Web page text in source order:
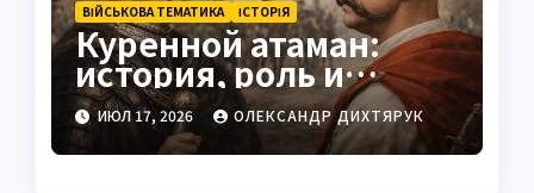
ВІЙСЬКОВА ТЕМАТИКА ІСТОРІЯ
Куренной атаман:
история, роль и
значение
ИЮЛ 17, 2026 ОЛЕКСАНДР ДИХТЯРУК